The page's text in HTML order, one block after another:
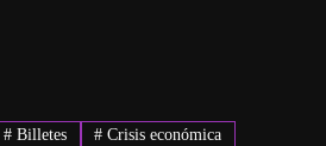
#Billetes # Crisis económica